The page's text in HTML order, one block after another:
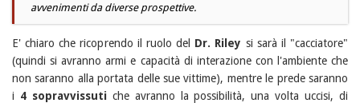
avvenimenti da diverse prospettive.
E' chiaro che ricoprendo il ruolo del Dr. Riley si sarà il "cacciatore"
(quindi si avranno armi e capacità di interazione con l'ambiente che
non saranno alla portata delle sue vittime), mentre le prede saranno
i 4 sopravvissutiche avranno la possibilità, una volta uccisi, di